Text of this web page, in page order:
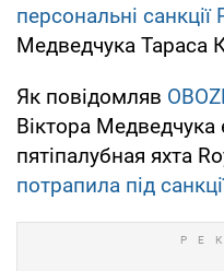
персональні
Медведчука Тараса
Як повідомляв
Віктора Медведчука
пятіпалубная яхта
потрапила під